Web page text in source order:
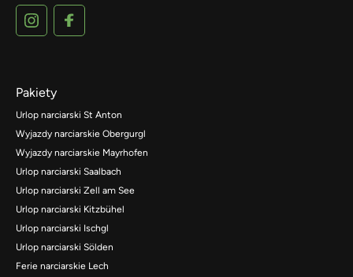
Pakiety
Urlop narciarski St Anton
Wyjazdy narciarskie Obergurgl
Wyjazdy narciarskie Mayrhofen
Urlop narciarski Saalbach
Urlop narciarski Zell am See
Urlop narciarski Kitzbühel
Urlop narciarski Ischgl
Urlop narciarski Sölden
Ferie narciarskie Lech